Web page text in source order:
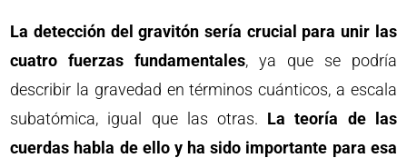
La detección del gravitón sería crucial para unir las
cuatro fuerzas fundamentales, ya que se podría
describir la gravedad en términos cuánticos, a escala
subatómica, igual que las otras. La teoría de las
cuerdas habla de ello y ha sido importante para esa